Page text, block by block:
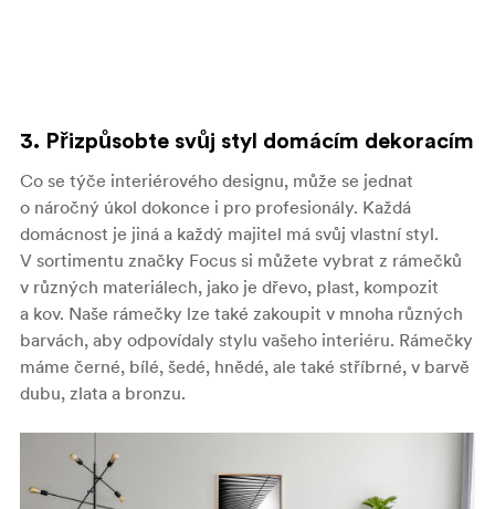
3. Přizpůsobte svůj styl domácím dekoracím
Co se týče interiérového designu, může se jednat
o náročný úkol dokonce i pro profesionály. Každá
domácnost je jiná a každý majitel má svůj vlastní styl.
V sortimentu značky Focus si můžete vybrat z rámečků
v různých materiálech, jako je dřevo, plast, kompozit
a kov. Naše rámečky lze také zakoupit v mnoha různých
barvách, aby odpovídaly stylu vašeho interiéru. Rámečky
máme černé, bílé, šedé, hnědé, ale také stříbrné, v barvě
dubu, zlata a bronzu.